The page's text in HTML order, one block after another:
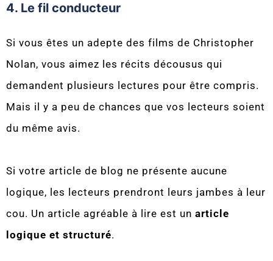
4. Le fil conducteur
Si vous êtes un adepte des films de Christopher
Nolan, vous aimez les récits décousus qui
demandent plusieurs lectures pour être compris.
Mais il y a peu de chances que vos lecteurs soient
du même avis.
Si votre article de blog ne présente aucune
logique, les lecteurs prendront leurs jambes à leur
cou. Un article agréable à lire est un article
logique et structuré.